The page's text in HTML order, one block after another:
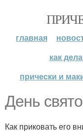
главная
как
прически и
День
Как приковать его